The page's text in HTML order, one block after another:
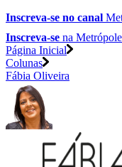
Inscreva-se no canal
Inscreva-se na
Página Inicial
Colunas
Fábia Oliveira